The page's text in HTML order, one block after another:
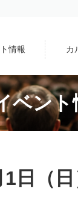
情報 カ
ベント
1日（